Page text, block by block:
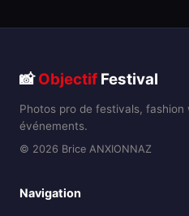
📸Objectif Festival
Photos pro de festivals,
événements.
© 2026 Brice ANXIONNAZ
Navigation